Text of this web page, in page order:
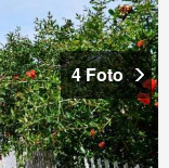
4 Foto